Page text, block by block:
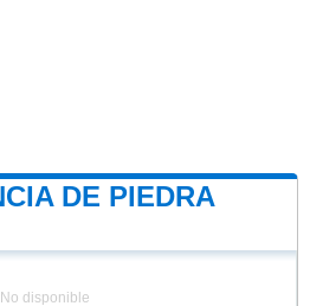
DE PIEDRA
No disponible